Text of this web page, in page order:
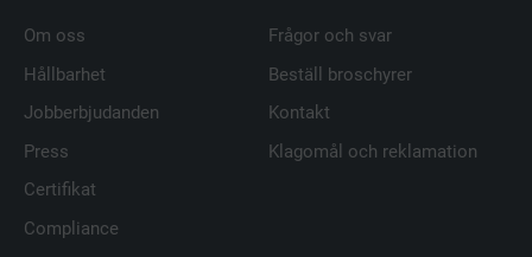
Om oss
Hållbarhet
Jobberbjudanden
Press
Certifikat
Compliance
Frågor och svar
Beställ broschyrer
Kontakt
Klagomål och reklamation
spåra användningen av inbäddade
EFTERNAMN UserMatchHistory
LEVERANTÖRER